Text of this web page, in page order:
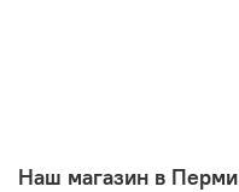
Наш магазин в Перми